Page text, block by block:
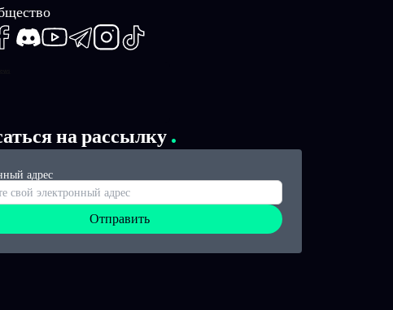
на рассылку
адрес
Отправить